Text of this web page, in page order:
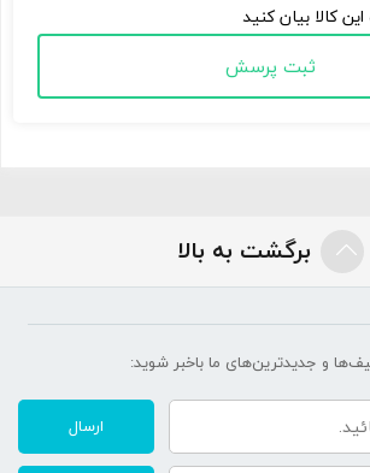
کالا بیان کنید
ثبت پرسش
برگشت به بالا
و جدیدترین‌های ما‌ باخبر شوید:
ارسال